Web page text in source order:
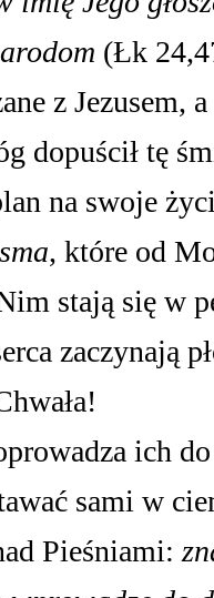
(Łk
z Jezusem,
dopuścił tę
na swoje
, które od
stają się w
zaczynają
ich
sami w
Pieśniami: